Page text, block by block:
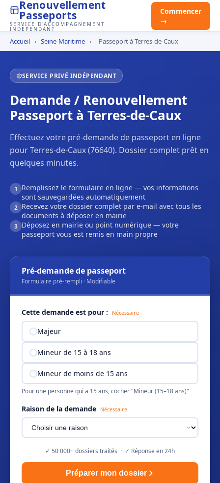
Renouvellement
Passeports
SERVICE D'ACCOMPAGNEMENT
INDÉPENDANT
Commencer
→
Accueil › Seine-Maritime › Passeport à Terres-de-Caux
SERVICE PRIVÉ INDÉPENDANT
Demande / Renouvellement
Passeport à Terres-de-Caux
Effectuez votre pré-demande de passeport en ligne
pour Terres-de-Caux (76640). Dossier complet prêt en
quelques minutes.
1
Remplissez le formulaire en ligne — vos informations
sont sauvegardées automatiquement
2 Recevez votre dossier complet par e-mail avec tous les
documents à déposer en mairie
3 Déposez en mairie ou point numérique — votre
passeport vous est remis en main propre
Pré-demande de passeport
Formulaire pré-rempli · Modifiable
Cette demande est pour : Nécessaire
Majeur
Mineur de 15 à 18 ans
Mineur de moins de 15 ans
Pour une personne qui a 15 ans, cocher "Mineur (15–18 ans)"
Raison de la demande Nécessaire
✓ 50 000+ dossiers traités · ✓ Réponse en 24h
Préparer mon dossier